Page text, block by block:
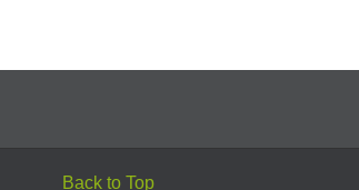
Back to Top